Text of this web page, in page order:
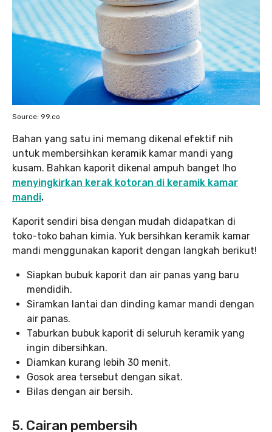
Source: 99.co
Bahan yang satu ini memang dikenal efektif nih
untuk membersihkan keramik kamar mandi yang
kusam. Bahkan kaporit dikenal ampuh banget lho
menyingkirkan kerak kotoran di keramik kamar
mandi.
Kaporit sendiri bisa dengan mudah didapatkan di
toko-toko bahan kimia. Yuk bersihkan keramik kamar
mandi menggunakan kaporit dengan langkah berikut!
Siapkan bubuk kaporit dan air panas yang baru
mendidih.
Siramkan lantai dan dinding kamar mandi dengan
air panas.
Taburkan bubuk kaporit di seluruh keramik yang
ingin dibersihkan.
Diamkan kurang lebih 30 menit.
Gosok area tersebut dengan sikat.
Bilas dengan air bersih.
5. Cairan pembersih